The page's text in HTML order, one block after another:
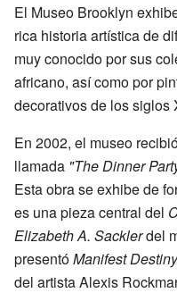
El Museo Brooklyn
rica historia artística de
muy conocido por sus
africano, así como por
decorativos de los siglos
En 2002, el museo
llamada "The Dinner
Esta obra se exhibe de
es una pieza central del
Elizabeth A. Sacklerdel
presentóManifest Destiny
del artista Alexis